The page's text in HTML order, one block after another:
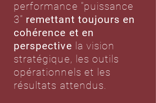
performance "puissance
3" remettant toujours en
cohérence et en
perspective la vision
stratégique, les outils
opérationnels et les
résultats attendus.